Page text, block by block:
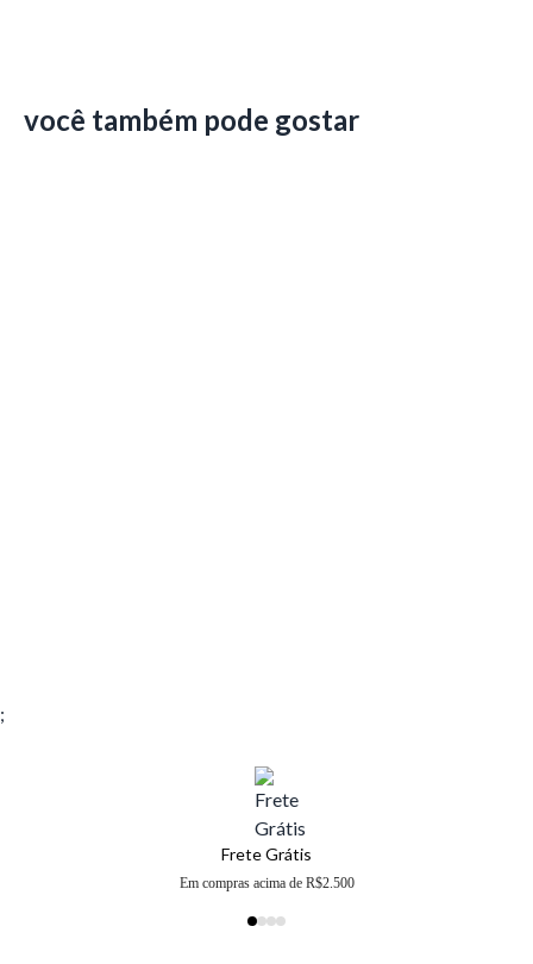
você também pode gostar
;
Frete Grátis
Em compras acima de R$2.500